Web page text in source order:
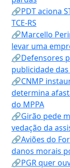
🔗PDT aciona
TCE-RS
🔗Marcello
levar uma
🔗Defensores
publicidade
🔗CNMP
determina
do MPPA
🔗Girão pede
vedação da
🔗Aviões do
danos morais
🔗PGR quer